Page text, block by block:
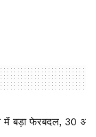
फेरबदल, 30